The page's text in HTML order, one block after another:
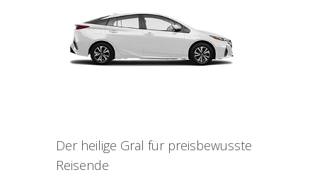
Der heilige Gral für preisbewusste
Reisende